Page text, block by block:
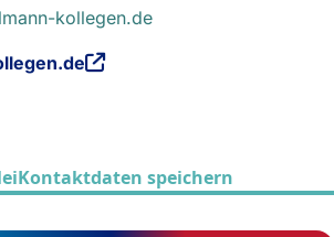
kollegen.de
Kontaktdaten speichern